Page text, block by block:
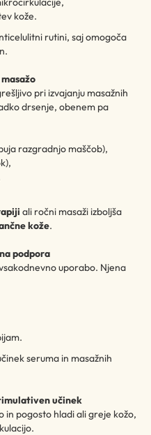
kože.
rutini, saj omogoča
pri izvajanju masažnih
drsenje, obenem pa
razgradnjo maščob),
ali ročni masaži izboljša
kože.
podpora
uporabo. Njena
seruma in masažnih
učinek
in pogosto hladi ali greje kožo,